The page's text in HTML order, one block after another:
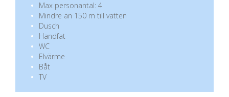
Max personantal: 4
Mindre än 150 m till vatten
Dusch
Handfat
WC
Elvärme
Båt
TV